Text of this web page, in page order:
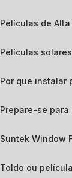
Películas de
Películas
Por que
Prepare-se
Suntek Window
Toldo ou